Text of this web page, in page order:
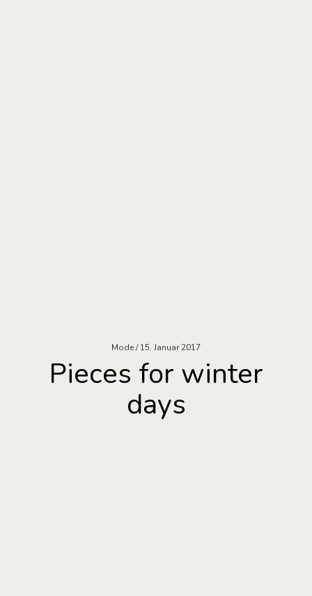
Mode 15. Januar 2017
Pieces for winter
days